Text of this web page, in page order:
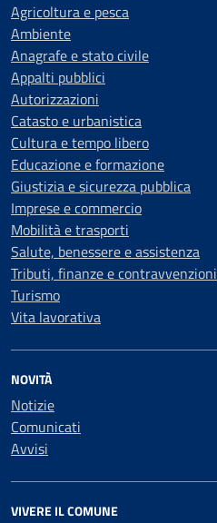
Agricoltura e pesca
Ambiente
Anagrafe e stato civile
Appalti pubblici
Autorizzazioni
Catasto e urbanistica
Cultura e tempo libero
Educazione e formazione
Giustizia e sicurezza pubblica
Imprese e commercio
Mobilità e trasporti
Salute, benessere e assistenza
Tributi, finanze e contravvenzioni
Turismo
Vita lavorativa
NOVITÀ
Notizie
Comunicati
Avvisi
VIVERE IL COMUNE